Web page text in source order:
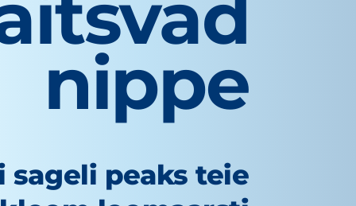
nippe
sageli peaks teie